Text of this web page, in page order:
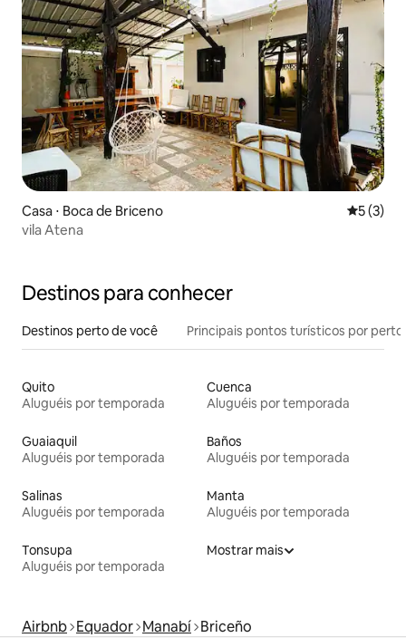
Casa ⋅ Boca de Briceno 5 de
5 (3)
vila Atena
Destinos para conhecer
Destinos perto de você Principais pontos turísticos por perto
Quito
Aluguéis por temporada
Cuenca
Aluguéis por temporada
Guaiaquil
Aluguéis por temporada
Baños
Aluguéis por temporada
Salinas
Aluguéis por temporada
Manta
Aluguéis por temporada
Tonsupa
Aluguéis por temporada
Mostrar mais
Airbnb Equador Manabí Briceño